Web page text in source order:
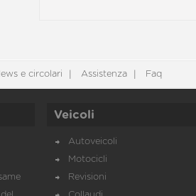
e circolari Assistenza Faq
Veicoli
Autoveicoli
Motocicli
Revisioni